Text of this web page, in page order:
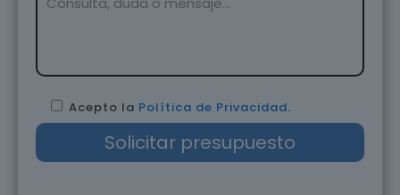
Acepto la Política de Privacidad.